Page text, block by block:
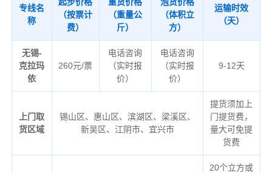
专线名
称
（按票计
费）
（重量公
斤）
（体积立
方）
运输时效
（天）
无锡-
克拉玛
依
260元/票
电话咨询
（实时报
价）
电话咨询
（实时报
价）
9-12天
上门取
货区域
锡山区、惠山区、滨湖区、梁溪区、
新吴区、江阴市、宜兴市
提货须加上
门提货费，
量大可免提
货费
20个立方或